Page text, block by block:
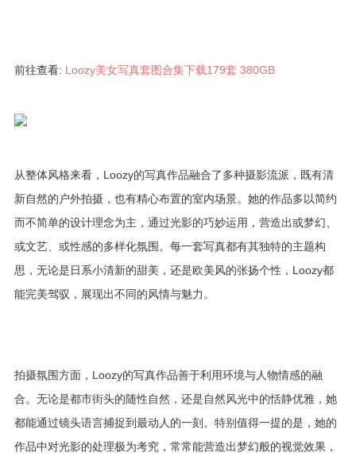
前往查看: Loozy美女写真套图合集下载179套 380GB
从整体风格来看，Loozy的写真作品融合了多种摄影流派，既有清
新自然的户外拍摄，也有精心布置的室内场景。她的作品多以简约
而不简单的设计理念为主，通过光影的巧妙运用，营造出或梦幻、
或文艺、或性感的多样化氛围。每一套写真都有其独特的主题构
思，无论是日系小清新的甜美，还是欧美风的张扬个性，Loozy都
能完美驾驭，展现出不同的风情与魅力。
拍摄氛围方面，Loozy的写真作品善于利用环境与人物情感的融
合。无论是都市街头的随性自然，还是自然风光中的恬静优雅，她
都能通过镜头语言捕捉到最动人的一刻。特别值得一提的是，她的
作品中对光影的处理极为考究，常常能营造出梦幻般的视觉效果，